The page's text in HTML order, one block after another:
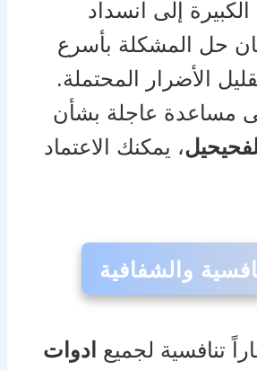
إلى انسداد
حل المشكلة بأسرع
الأضرار المحتملة.
مساعدة عاجلة بشأن
، يمكنك الاعتماد
والشفافية
تنافسية لجميع ادوات